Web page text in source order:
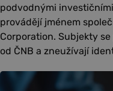
podvodnými
provádějí jménem
Corporation. Subjekty
od ČNB a zneužívají